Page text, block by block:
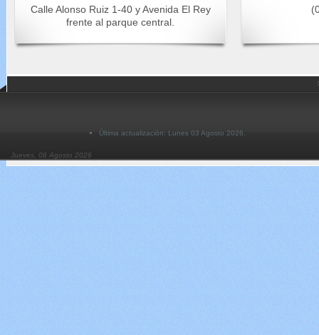
Calle Alonso Ruiz 1-40 y Avenida El Rey
frente al parque central.
Última actualización: Lunes 03 Agosto 2026.
Jueves, 06 Agosto 2026